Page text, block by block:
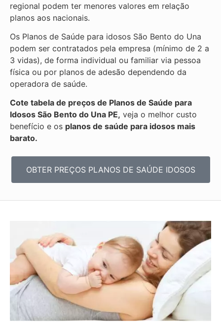
regional podem ter menores valores em relação
planos aos nacionais.
Os Planos de Saúde para idosos São Bento do Una
podem ser contratados pela empresa (mínimo de 2 a
3 vidas), de forma individual ou familiar via pessoa
física ou por planos de adesão dependendo da
operadora de saúde.
Cote tabela de preços de Planos de Saúde para
Idosos São Bento do Una PE, veja o melhor custo
benefício e os planos de saúde para idosos mais
barato.
OBTER PREÇOS PLANOS DE SAÚDE IDOSOS